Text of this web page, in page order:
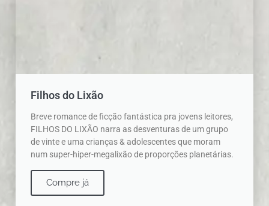
Filhos do Lixão
Breve romance de ficção fantástica pra jovens leitores,
FILHOS DO LIXÃO narra as desventuras de um grupo
de vinte e uma crianças & adolescentes que moram
num super-hiper-megalixão de proporções planetárias.
Compre já